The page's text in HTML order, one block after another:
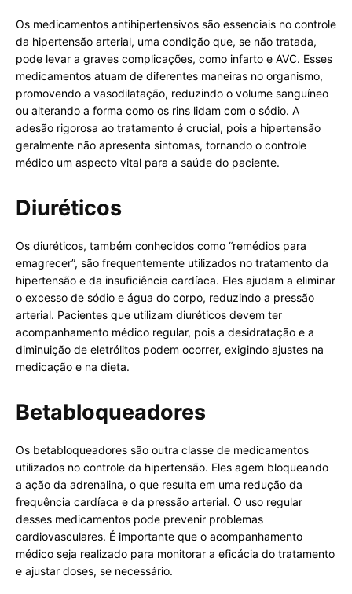
Os medicamentos antihipertensivos são essenciais no controle
da hipertensão arterial, uma condição que, se não tratada,
pode levar a graves complicações, como infarto e AVC. Esses
medicamentos atuam de diferentes maneiras no organismo,
promovendo a vasodilatação, reduzindo o volume sanguíneo
ou alterando a forma como os rins lidam com o sódio. A
adesão rigorosa ao tratamento é crucial, pois a hipertensão
geralmente não apresenta sintomas, tornando o controle
médico um aspecto vital para a saúde do paciente.
Diuréticos
Os diuréticos, também conhecidos como “remédios para
emagrecer”, são frequentemente utilizados no tratamento da
hipertensão e da insuficiência cardíaca. Eles ajudam a eliminar
o excesso de sódio e água do corpo, reduzindo a pressão
arterial. Pacientes que utilizam diuréticos devem ter
acompanhamento médico regular, pois a desidratação e a
diminuição de eletrólitos podem ocorrer, exigindo ajustes na
medicação e na dieta.
Betabloqueadores
Os betabloqueadores são outra classe de medicamentos
utilizados no controle da hipertensão. Eles agem bloqueando
a ação da adrenalina, o que resulta em uma redução da
frequência cardíaca e da pressão arterial. O uso regular
desses medicamentos pode prevenir problemas
cardiovasculares. É importante que o acompanhamento
médico seja realizado para monitorar a eficácia do tratamento
e ajustar doses, se necessário.